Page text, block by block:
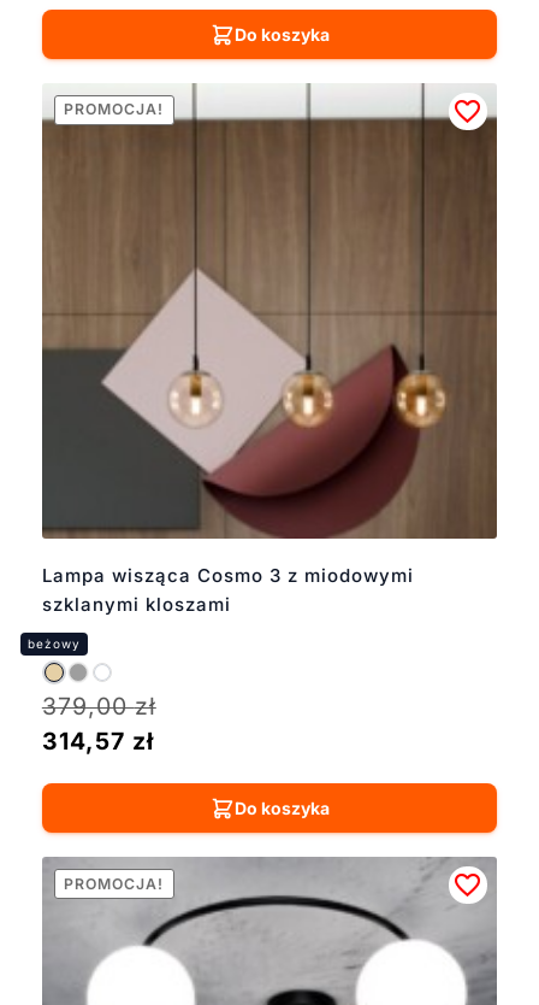
Do koszyka
Lampa wisząca Cosmo 3 z miodowymi
szklanymi kloszami
PROMOCJA!
379,00zł
314,57 zł
Do koszyka
PROMOCJA!